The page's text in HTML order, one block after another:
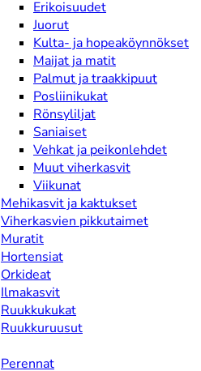
Erikoisuudet
Juorut
Kulta- ja hopeaköynnökset
Maijat ja matit
Palmut ja traakkipuut
Posliinikukat
Rönsyliljat
Saniaiset
Vehkat ja peikonlehdet
Muut viherkasvit
Viikunat
Mehikasvit ja kaktukset
Viherkasvien pikkutaimet
Muratit
Hortensiat
Orkideat
Ilmakasvit
Ruukkukukat
Ruukkuruusut
Perennat